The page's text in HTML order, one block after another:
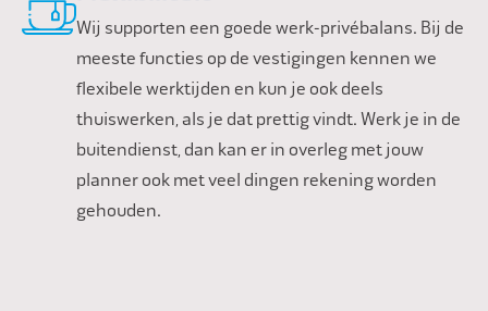
Wij supporten een goede werk-privébalans. Bij de
meeste functies op de vestigingen kennen we
flexibele werktijden en kun je ook deels
thuiswerken, als je dat prettig vindt. Werk je in de
buitendienst, dan kan er in overleg met jouw
planner ook met veel dingen rekening worden
gehouden.